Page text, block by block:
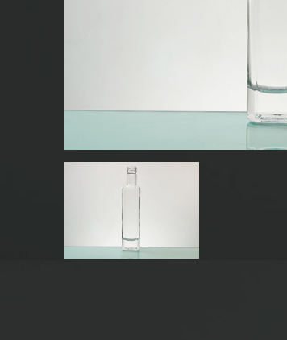
KAPPE/VERSCHLÜSSE/ETIKETTEN FÜR GLAS